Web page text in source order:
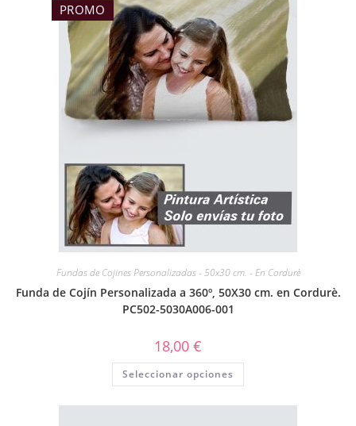
PROMO
Fundas de Cojines Personalizadas - 50x30 cm. - En Cordurè
Funda de Cojín Personalizada a 360º, 50X30 cm. en Cordurè.
PC502-5030A006-001
18,00 €
Seleccionar opciones